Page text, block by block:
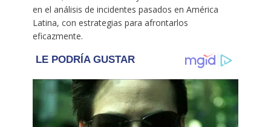
en el análisis de incidentes pasados en América
Latina, con estrategias para afrontarlos
eficazmente.